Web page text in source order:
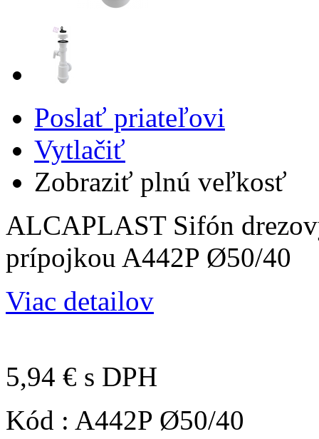
Poslať priateľovi
Vytlačiť
Zobraziť plnú veľkosť
ALCAPLAST Sifón
prípojkou A442P Ø50/40
Viac detailov
5,94 € s DPH
Kód : A442P Ø50/40